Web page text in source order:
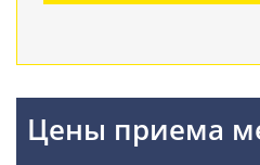
Цены приема